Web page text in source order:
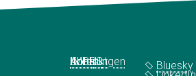
Abteilungen
IMPRS
Jobs
Kontakt Bluesky